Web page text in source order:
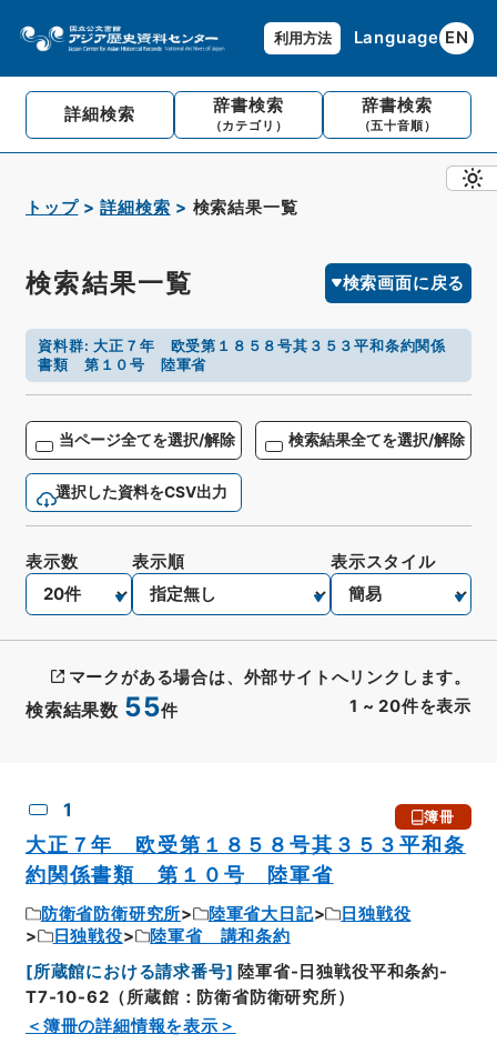
利用方法 Language EN
詳細検索 辞書検索
（カテゴリ）
辞書検索
（五十音順）
トップ 詳細検索 検索結果一覧
検索結果一覧 検索画面に戻る
資料群:大正７年 欧受第１８５８号其３５３平和条約関係
書類 第１０号 陸軍省
当ページ全てを選択/解除 検索結果全てを選択/解除
選択した資料をCSV出力
検索結果数 55件 1 ~ 20件を表示
表示数 表示順 表示スタイル
マークがある場合は、外部サイトへリンクします。
1 簿冊
大正７年 欧受第１８５８号其３５３平和条
約関係書類 第１０号 陸軍省
防衛省防衛研究所 陸軍省大日記
日独戦役
日独戦役
陸軍省 講和条約
[所蔵館における請求番号] 陸軍省-日独戦役平和条約-
T7-10-62（所蔵館：防衛省防衛研究所）
＜簿冊の詳細情報を表示＞